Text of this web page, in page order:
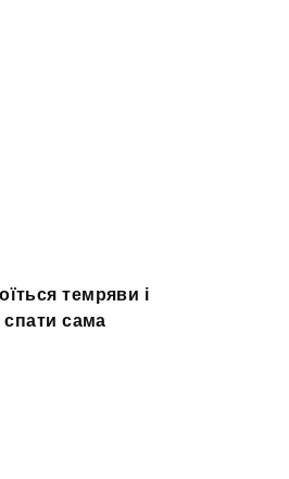
темряви і
спати сама